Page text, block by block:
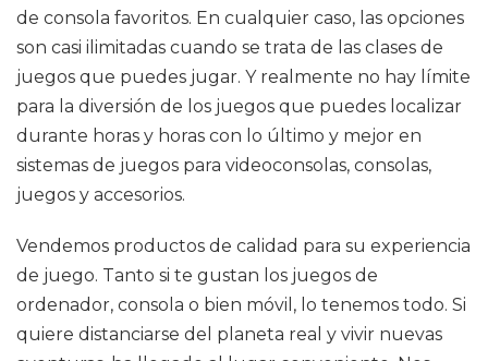
de consola favoritos. En cualquier caso, las opciones
son casi ilimitadas cuando se trata de las clases de
juegos que puedes jugar. Y realmente no hay límite
para la diversión de los juegos que puedes localizar
durante horas y horas con lo último y mejor en
sistemas de juegos para videoconsolas, consolas,
juegos y accesorios.
Vendemos productos de calidad para su experiencia
de juego. Tanto si te gustan los juegos de
ordenador, consola o bien móvil, lo tenemos todo. Si
quiere distanciarse del planeta real y vivir nuevas